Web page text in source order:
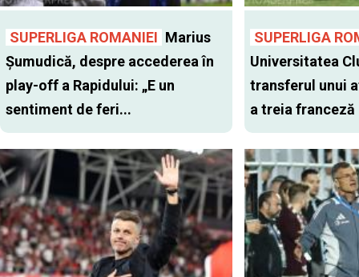
SUPERLIGA ROMANIEI Marius
Șumudică, despre accederea în
play-off a Rapidului: „E un
sentiment de feri...
SUPERLIGA
Universitatea
transferul unui
a treia franceză